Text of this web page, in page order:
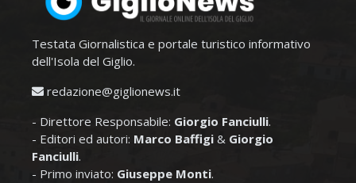
Testata Giornalistica e portale turistico informativo
dell'Isola del Giglio.
redazione@giglionews.it
- Direttore Responsabile: Giorgio Fanciulli.
- Editori ed autori: Marco Baffigi & Giorgio
Fanciulli.
- Primo inviato: Giuseppe Monti.